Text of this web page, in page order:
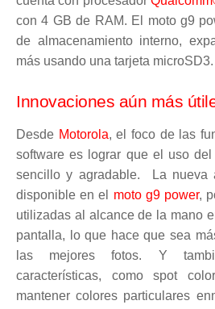
con 4 GB de RAM. El moto g9
de almacenamiento interno,
más usando una tarjeta microSD3.
Innovaciones aún más
Desde Motorola, el foco de las
software es lograr que el uso
sencillo y agradable. La nueva
disponible en el moto g9 power,
utilizadas al alcance de la mano
pantalla, lo que hace que sea
las mejores fotos. Y
características, como spot
mantener colores particulares